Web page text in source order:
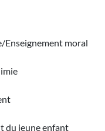
Enseignement moral
du jeune enfant